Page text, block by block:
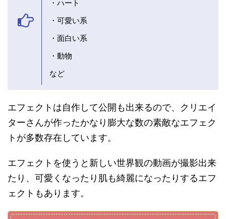
・ハート
・可愛い系
・面白い系
・動物
など
エフェクトは自作して公開も出来るので、クリエイ
ターさんが作ったかなり膨大な数の素敵なエフェク
トが多数存在しています。
エフェクトを使うと新しい世界観の動画が撮影出来
たり、可愛くなったり肌も綺麗になったりするエフ
ェクトもあります。